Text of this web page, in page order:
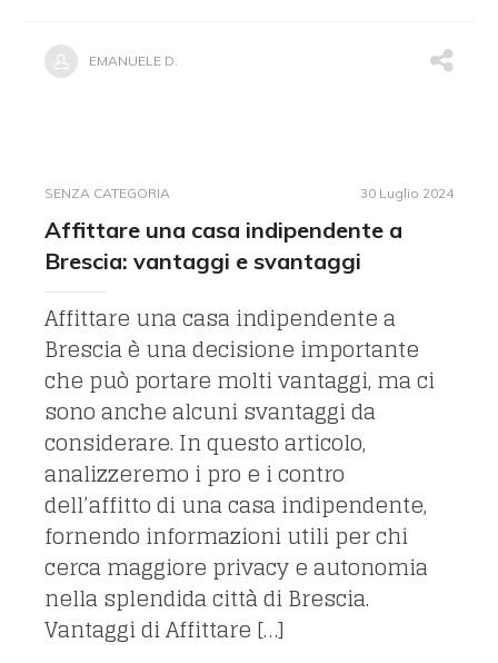
EMANUELE D.
SENZA CATEGORIA 30 Luglio 2024
Affittare una casa indipendente a
Brescia: vantaggi e svantaggi
Affittare una casa indipendente a
Brescia è una decisione importante
che può portare molti vantaggi, ma ci
sono anche alcuni svantaggi da
considerare. In questo articolo,
analizzeremo i pro e i contro
dell’affitto di una casa indipendente,
fornendo informazioni utili per chi
cerca maggiore privacy e autonomia
nella splendida città di Brescia.
Vantaggi di Affittare […]